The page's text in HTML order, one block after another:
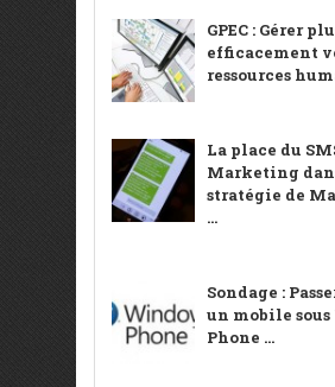
GPEC : Gérer
efficacement
ressources
La place du
Marketing
stratégie de
...
Sondage :
un mobile
Phone ...